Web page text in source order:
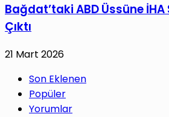
Bağdat’taki ABD Üssüne İHA
Çıktı
21 Mart 2026
Son Eklenen
Popüler
Yorumlar